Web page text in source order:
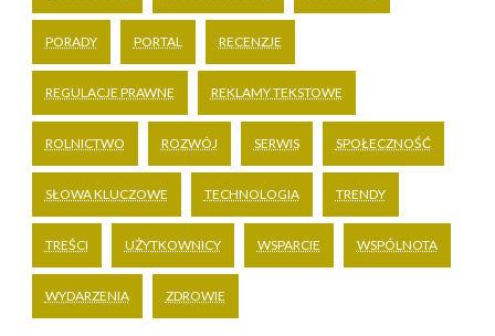
PORADY PORTAL RECENZJE
REGULACJE PRAWNE REKLAMY TEKSTOWE
ROLNICTWO ROZWÓJ SERWIS SPOŁECZNOŚĆ
SŁOWA KLUCZOWE TECHNOLOGIA TRENDY
TREŚCI UŻYTKOWNICY WSPARCIE WSPÓLNOTA
WYDARZENIA ZDROWIE